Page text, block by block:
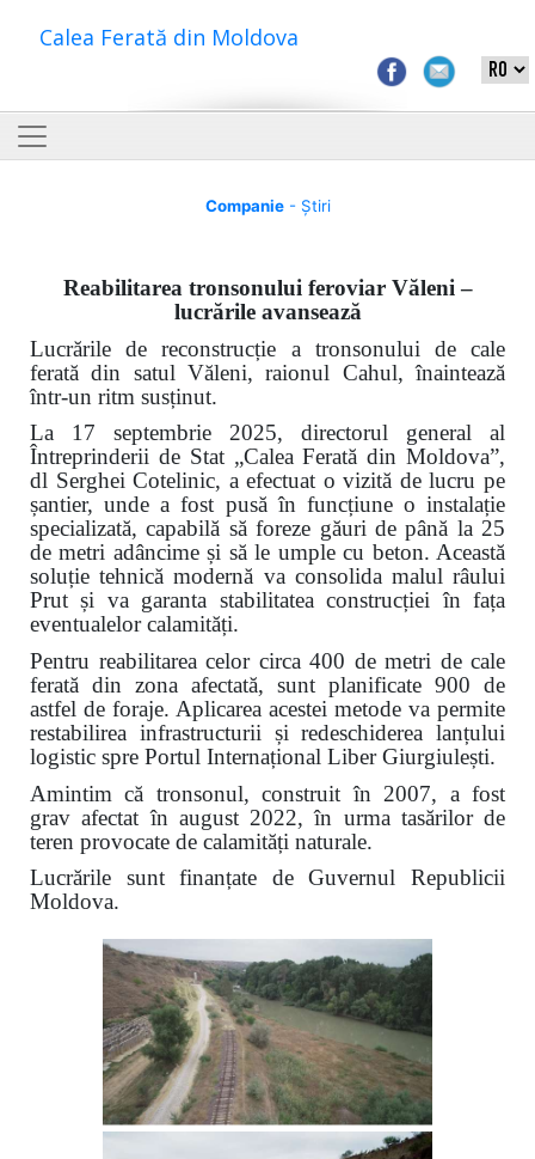
Calea Ferată din Moldova
Companie- Știri
Reabilitarea tronsonului feroviar Văleni –
lucrările avansează
Lucrările de reconstrucție a tronsonului de cale
ferată din satul Văleni, raionul Cahul, înaintează
într-un ritm susținut.
La 17 septembrie 2025, directorul general al
Întreprinderii de Stat „Calea Ferată din Moldova”,
dl Serghei Cotelinic, a efectuat o vizită de lucru pe
șantier, unde a fost pusă în funcțiune o instalație
specializată, capabilă să foreze găuri de până la 25
de metri adâncime și să le umple cu beton. Această
soluție tehnică modernă va consolida malul râului
Prut și va garanta stabilitatea construcției în fața
eventualelor calamități.
Pentru reabilitarea celor circa 400 de metri de cale
ferată din zona afectată, sunt planificate 900 de
astfel de foraje. Aplicarea acestei metode va permite
restabilirea infrastructurii și redeschiderea lanțului
logistic spre Portul Internațional Liber Giurgiulești.
Amintim că tronsonul, construit în 2007, a fost
grav afectat în august 2022, în urma tasărilor de
teren provocate de calamități naturale.
Lucrările sunt finanțate de Guvernul Republicii
Moldova.